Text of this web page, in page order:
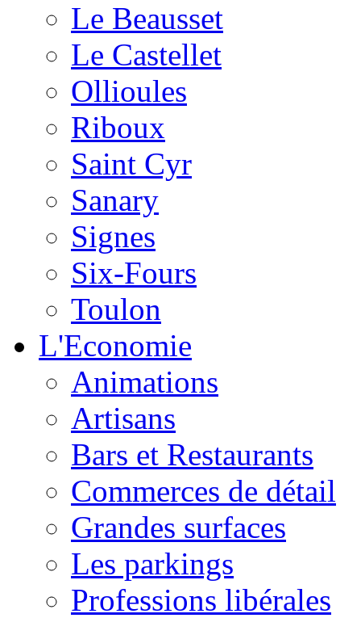
Le Beausset
Le Castellet
Ollioules
Riboux
Saint Cyr
Sanary
Signes
Six-Fours
Toulon
L'Economie
Animations
Artisans
Bars et Restaurants
Commerces de détail
Grandes surfaces
Les parkings
Professions libérales